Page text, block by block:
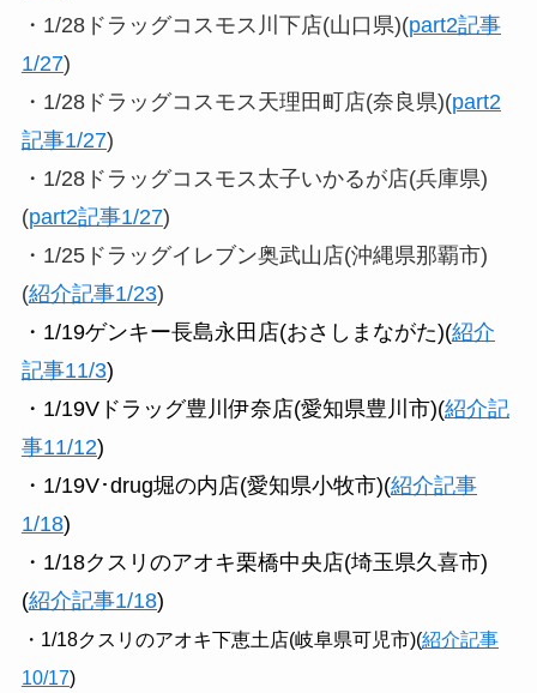
・1/28ドラッグコスモス川下店(山口県)(part2記事
1/27)
・1/28ドラッグコスモス天理田町店(奈良県)(part2
記事1/27)
・1/28ドラッグコスモス太子いかるが店(兵庫県)
(part2記事1/27)
・1/25ドラッグイレブン奥武山店(沖縄県那覇市)
(紹介記事1/23)
・1/19ゲンキー長島永田店(おさしまながた)(紹介
記事11/3)
・1/19Vドラッグ豊川伊奈店(愛知県豊川市)(紹介記
事11/12)
・1/19V･drug堀の内店(愛知県小牧市)(紹介記事
1/18)
・1/18クスリのアオキ栗橋中央店(埼玉県久喜市)
(紹介記事1/18)
・1/18クスリのアオキ下恵土店(岐阜県可児市)(紹介記事
10/17)